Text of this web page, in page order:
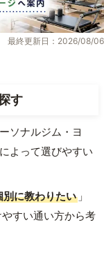
最終更新日：2026/08/06
す
ソナルジム・ヨ
よって選びやすい
別に教わりたい 」
やすい通い方から考